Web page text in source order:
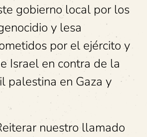
gobierno local por los
y lesa
por el ejército y
Israel en contra de la
palestina en Gaza y
nuestro llamado